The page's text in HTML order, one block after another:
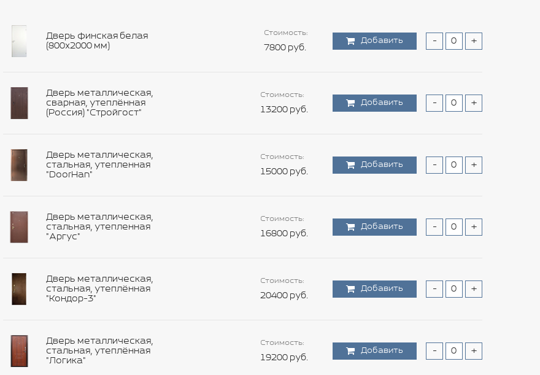
Дверь финская белая
(800х2000 мм)
Стоимость:
7800 руб.
Добавить - +
Дверь металлическая,
сварная, утеплённая
(Россия) "Стройгост"
Стоимость:
13200 руб.
Добавить - +
Дверь металлическая,
стальная, утепленная
"DoorHan"
Стоимость:
15000 руб.
Добавить - +
Дверь металлическая,
стальная, утепленная
"Аргус"
Стоимость:
16800 руб.
Добавить - +
Дверь металлическая,
стальная, утеплённая
"Кондор-3"
Стоимость:
20400 руб.
Добавить - +
Дверь металлическая,
стальная, утеплённая
"Логика"
Стоимость:
19200 руб.
Добавить - +